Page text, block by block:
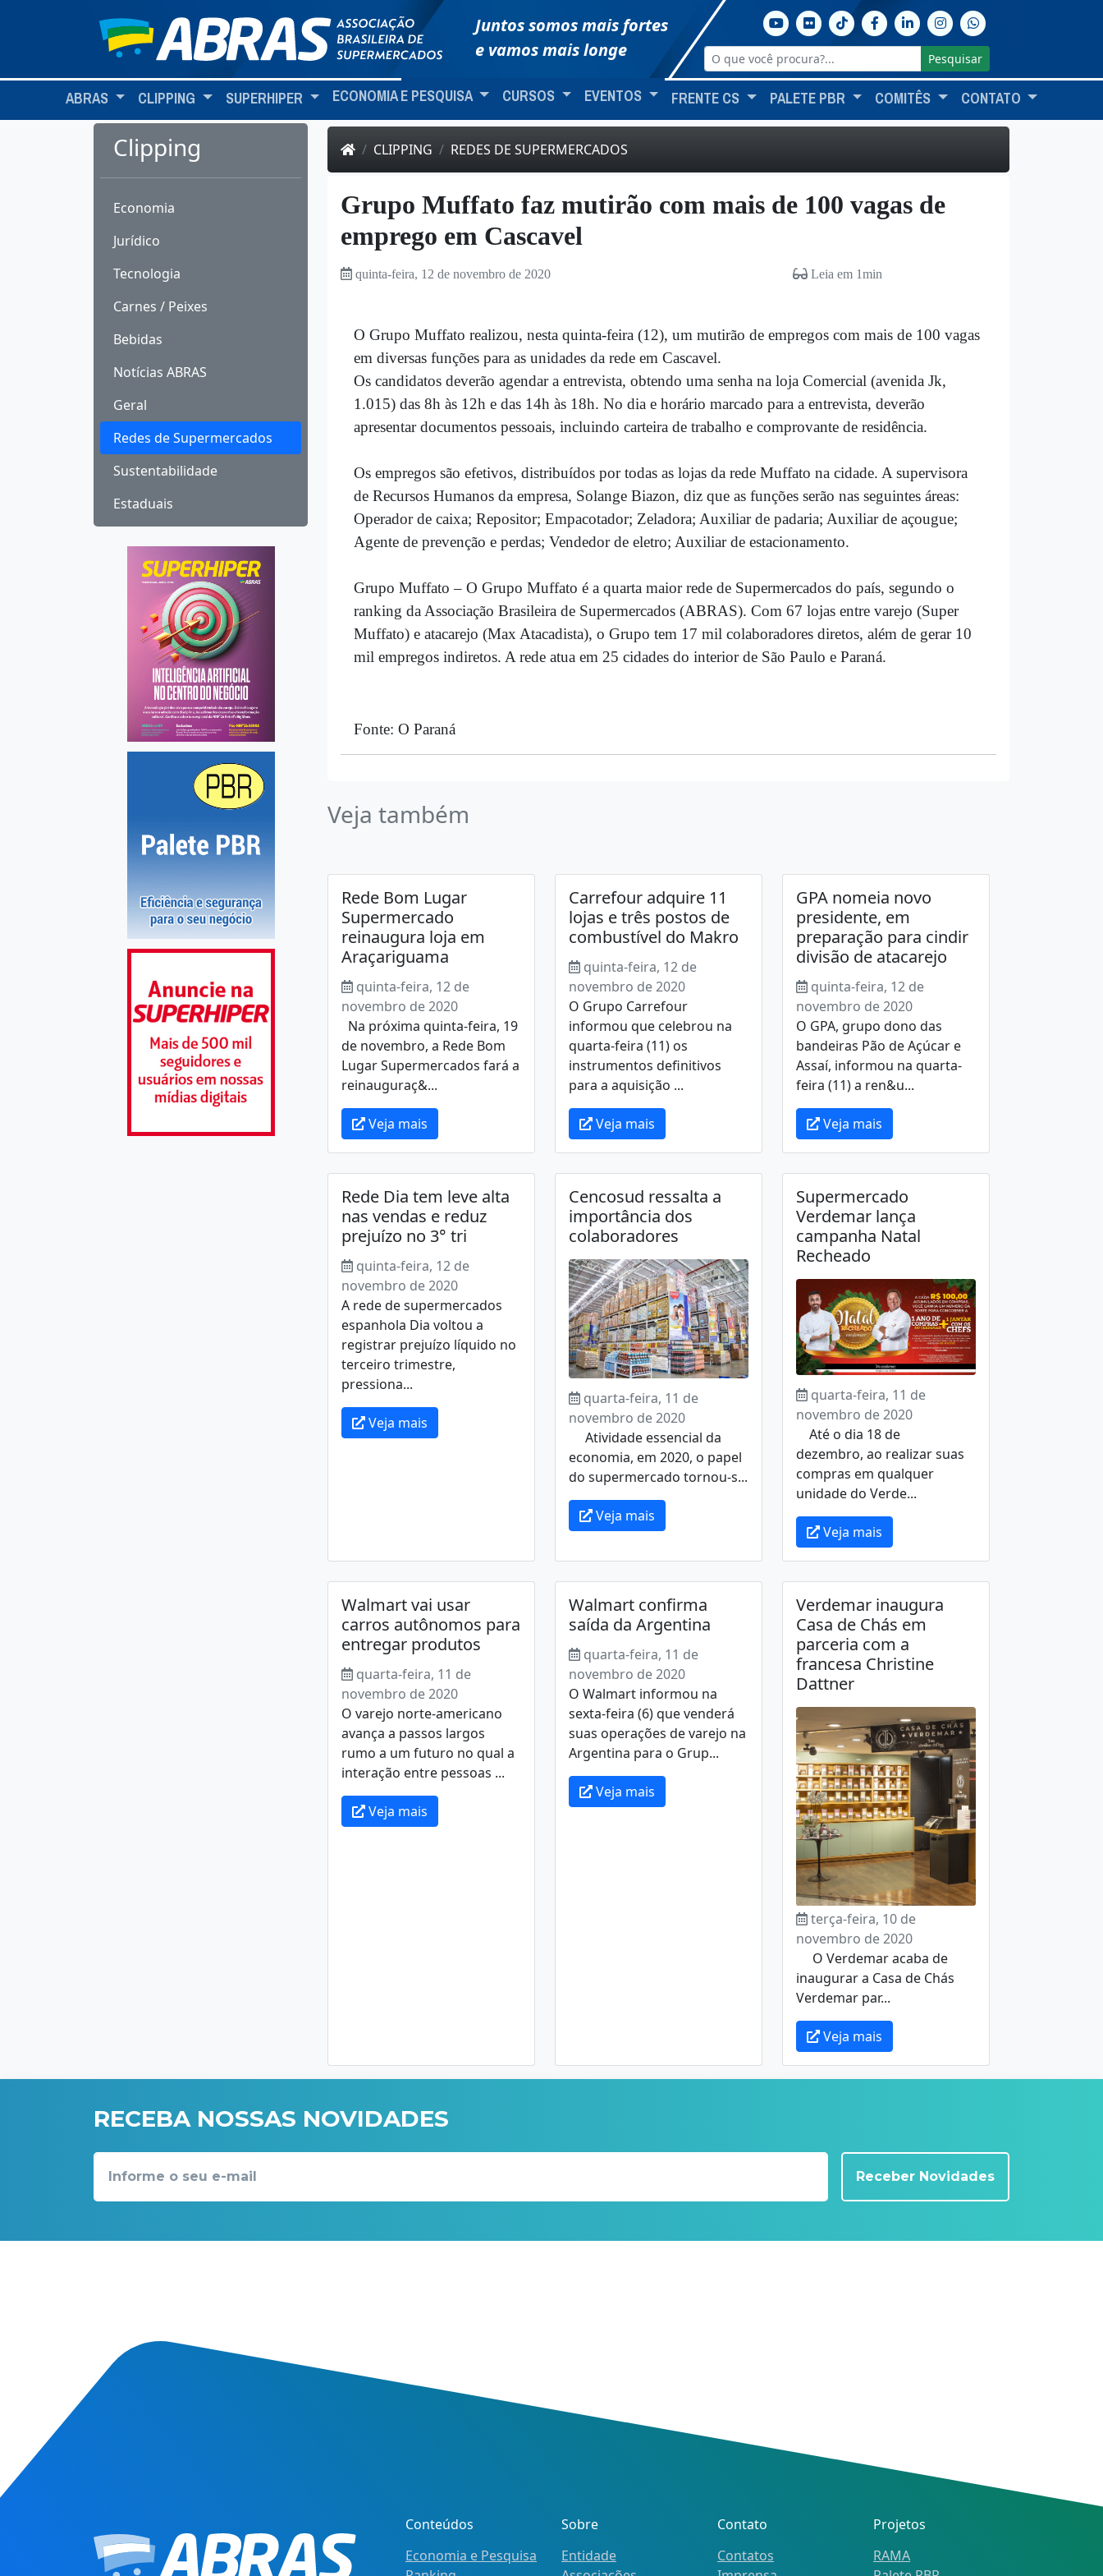
Juntos somos mais fortes
e vamos mais longe
Pesquisar
ABRAS CLIPPING SUPERHIPER ECONOMIA E PESQUISA CURSOS EVENTOS FRENTE CS PALETE PBR COMITÊS CONTATO
Clipping
Economia
Jurídico
Tecnologia
Carnes / Peixes
Bebidas
Notícias ABRAS
Geral
Redes de Supermercados
Sustentabilidade
Estaduais
CLIPPING REDES DE SUPERMERCADOS
Grupo Muffato faz mutirão com mais de 100 vagas de
emprego em Cascavel
quinta-feira, 12 de novembro de 2020 Leia em 1min
O Grupo Muffato realizou, nesta quinta-feira (12), um mutirão de empregos com mais de 100 vagas
em diversas funções para as unidades da rede em Cascavel.
Os candidatos deverão agendar a entrevista, obtendo uma senha na loja Comercial (avenida Jk,
1.015) das 8h às 12h e das 14h às 18h. No dia e horário marcado para a entrevista, deverão
apresentar documentos pessoais, incluindo carteira de trabalho e comprovante de residência.
Os empregos são efetivos, distribuídos por todas as lojas da rede Muffato na cidade. A supervisora
de Recursos Humanos da empresa, Solange Biazon, diz que as funções serão nas seguintes áreas:
Operador de caixa; Repositor; Empacotador; Zeladora; Auxiliar de padaria; Auxiliar de açougue;
Agente de prevenção e perdas; Vendedor de eletro; Auxiliar de estacionamento.
Grupo Muffato – O Grupo Muffato é a quarta maior rede de Supermercados do país, segundo o
ranking da Associação Brasileira de Supermercados (ABRAS). Com 67 lojas entre varejo (Super
Muffato) e atacarejo (Max Atacadista), o Grupo tem 17 mil colaboradores diretos, além de gerar 10
mil empregos indiretos. A rede atua em 25 cidades do interior de São Paulo e Paraná.
Fonte: O Paraná
Veja também
Rede Bom Lugar
Supermercado
reinaugura loja em
Araçariguama
quinta-feira, 12 de
novembro de 2020
Na próxima quinta-feira, 19
de novembro, a Rede Bom
Lugar Supermercados fará a
reinauguraç&...
Veja mais
Carrefour adquire 11
lojas e três postos de
combustível do Makro
quinta-feira, 12 de
novembro de 2020
O Grupo Carrefour
informou que celebrou na
quarta-feira (11) os
instrumentos definitivos
para a aquisição ...
Veja mais
GPA nomeia novo
presidente, em
preparação para cindir
divisão de atacarejo
quinta-feira, 12 de
novembro de 2020
O GPA, grupo dono das
bandeiras Pão de Açúcar e
Assaí, informou na quarta-
feira (11) a ren&u...
Veja mais
Rede Dia tem leve alta
nas vendas e reduz
prejuízo no 3° tri
quinta-feira, 12 de
novembro de 2020
A rede de supermercados
espanhola Dia voltou a
registrar prejuízo líquido no
terceiro trimestre,
pressiona...
Veja mais
Cencosud ressalta a
importância dos
colaboradores
quarta-feira, 11 de
novembro de 2020
Atividade essencial da
economia, em 2020, o papel
do supermercado tornou-s...
Veja mais
Supermercado
Verdemar lança
campanha Natal
Recheado
quarta-feira, 11 de
novembro de 2020
Até o dia 18 de
dezembro, ao realizar suas
compras em qualquer
unidade do Verde...
Veja mais
Walmart vai usar
carros autônomos para
entregar produtos
quarta-feira, 11 de
novembro de 2020
O varejo norte-americano
avança a passos largos
rumo a um futuro no qual a
interação entre pessoas ...
Veja mais
Walmart confirma
saída da Argentina
quarta-feira, 11 de
novembro de 2020
O Walmart informou na
sexta-feira (6) que venderá
suas operações de varejo na
Argentina para o Grup...
Veja mais
Verdemar inaugura
Casa de Chás em
parceria com a
francesa Christine
Dattner
terça-feira, 10 de
novembro de 2020
O Verdemar acaba de
inaugurar a Casa de Chás
Verdemar par...
Veja mais
RECEBA NOSSAS NOVIDADES
Receber Novidades
Conteúdos
Economia e Pesquisa
Sobre
Entidade
Contato
Contatos
Projetos
RAMA